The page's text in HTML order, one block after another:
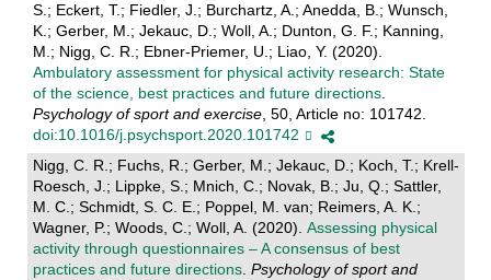
S.; Eckert, T.; Fiedler, J.; Burchartz, A.; Anedda, B.; Wunsch,
K.; Gerber, M.; Jekauc, D.; Woll, A.; Dunton, G. F.; Kanning,
M.; Nigg, C. R.; Ebner-Priemer, U.; Liao, Y. (2020).
Ambulatory assessment for physical activity research: State
of the science, best practices and future directions.
Psychology of sport and exercise, 50, Article no: 101742.
doi:10.1016/j.psychsport.2020.101742
Nigg, C. R.; Fuchs, R.; Gerber, M.; Jekauc, D.; Koch, T.; Krell-
Roesch, J.; Lippke, S.; Mnich, C.; Novak, B.; Ju, Q.; Sattler,
M. C.; Schmidt, S. C. E.; Poppel, M. van; Reimers, A. K.;
Wagner, P.; Woods, C.; Woll, A. (2020). Assessing physical
activity through questionnaires – A consensus of best
practices and future directions. Psychology of sport and